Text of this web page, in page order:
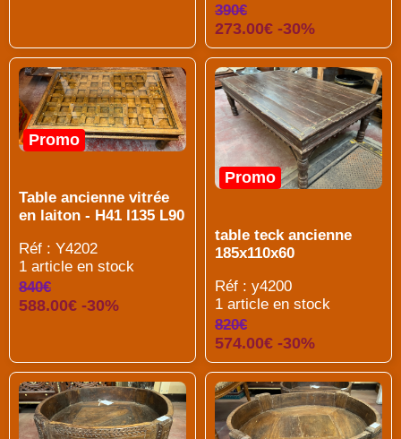
390€
273.00€ -30%
Promo
Table ancienne vitrée
en laiton - H41 l135 L90
Réf : Y4202
1 article en stock
840€
588.00€ -30%
Promo
table teck ancienne
185x110x60
Réf : y4200
1 article en stock
820€
574.00€ -30%